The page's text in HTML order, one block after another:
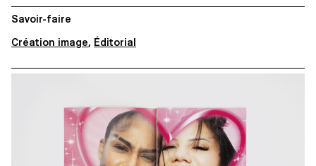
Savoir-faire
Création image, Éditorial